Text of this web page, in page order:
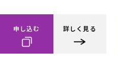
申し込む 詳しく見る